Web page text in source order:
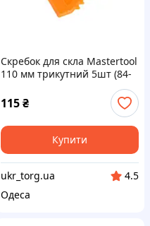
Скребок для скла Mastertool
110 мм трикутний 5шт (84-
115₴
Купити
ukr_torg.ua
4.5
Одеса